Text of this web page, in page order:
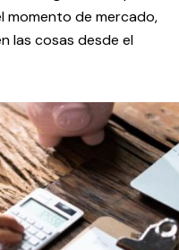
momento de mercado,
las cosas desde el